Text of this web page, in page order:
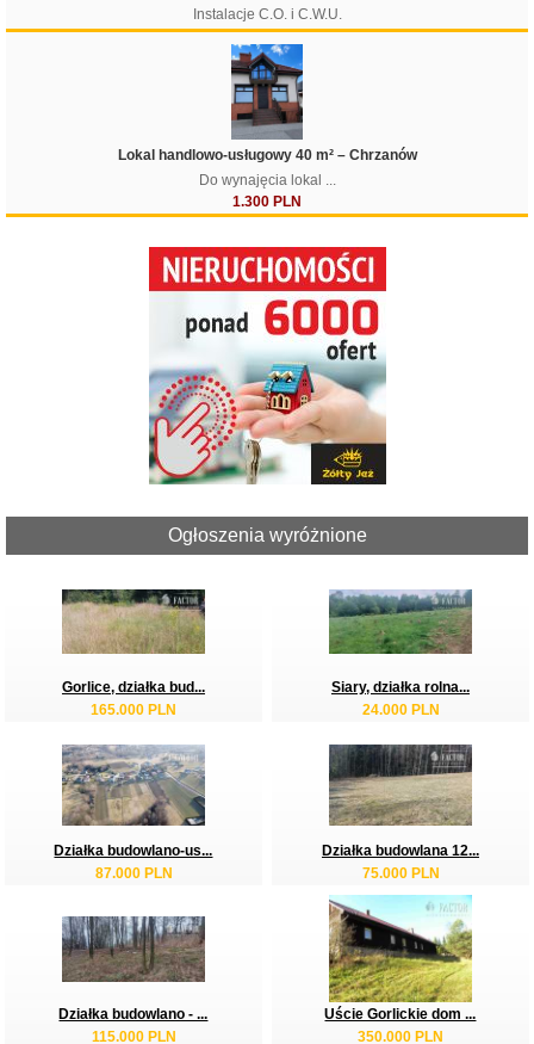
Instalacje C.O. i C.W.U.
Lokal handlowo-usługowy 40 m² – Chrzanów
Do wynajęcia lokal ...
1.300 PLN
Ogłoszenia wyróżnione
Gorlice, działka bud...
165.000 PLN
Siary, działka rolna...
24.000 PLN
Działka budowlano-us...
87.000 PLN
Działka budowlana 12...
75.000 PLN
Działka budowlano - ...
115.000 PLN
Uście Gorlickie dom ...
350.000 PLN